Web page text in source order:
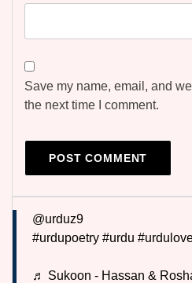
Save my name, email, and
the next time I comment.
@urduz9
#urdupoetry #urdu
♬ Sukoon - Hassan &